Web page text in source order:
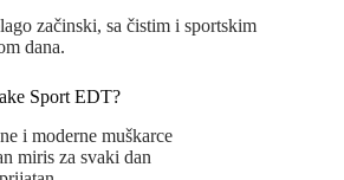
začinski, sa čistim i sportskim
dana.
Sport EDT?
i moderne muškarce
miris za svaki dan